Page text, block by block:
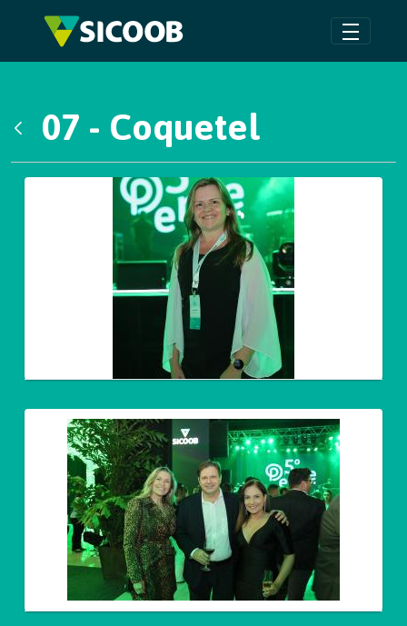
Pular para o Conteúdo principal
07 - Coquetel
Galeria de Mídias